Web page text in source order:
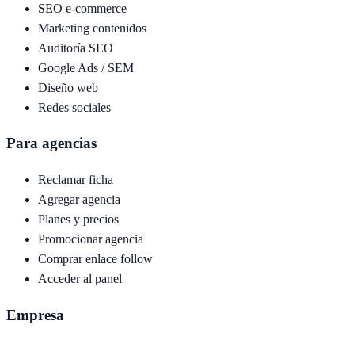
SEO e-commerce
Marketing contenidos
Auditoría SEO
Google Ads / SEM
Diseño web
Redes sociales
Para agencias
Reclamar ficha
Agregar agencia
Planes y precios
Promocionar agencia
Comprar enlace follow
Acceder al panel
Empresa